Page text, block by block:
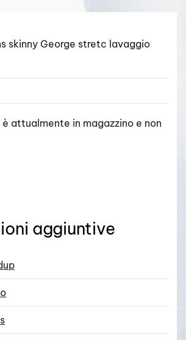
skinny George stretc lavaggio
attualmente in magazzino e non
aggiuntive